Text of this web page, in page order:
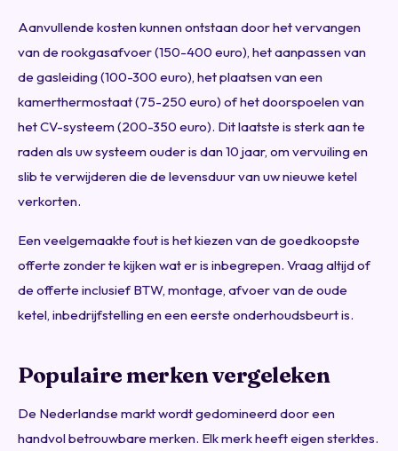
Aanvullende kosten kunnen ontstaan door het vervangen
van de rookgasafvoer (150-400 euro), het aanpassen van
de gasleiding (100-300 euro), het plaatsen van een
kamerthermostaat (75-250 euro) of het doorspoelen van
het CV-systeem (200-350 euro). Dit laatste is sterk aan te
raden als uw systeem ouder is dan 10 jaar, om vervuiling en
slib te verwijderen die de levensduur van uw nieuwe ketel
verkorten.
Een veelgemaakte fout is het kiezen van de goedkoopste
offerte zonder te kijken wat er is inbegrepen. Vraag altijd of
de offerte inclusief BTW, montage, afvoer van de oude
ketel, inbedrijfstelling en een eerste onderhoudsbeurt is.
Populaire merken vergeleken
De Nederlandse markt wordt gedomineerd door een
handvol betrouwbare merken. Elk merk heeft eigen sterktes.